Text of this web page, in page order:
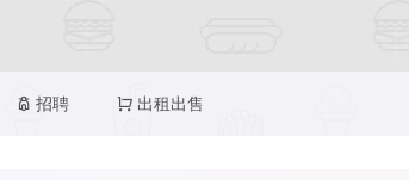
招聘 出租出售